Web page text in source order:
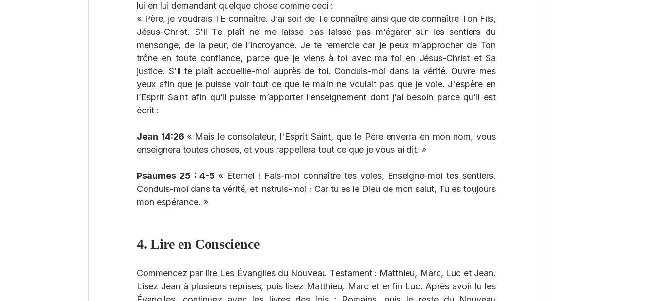
lui en lui demandant quelque chose comme ceci :
« Père, je voudrais TE connaître. J’ai soif de Te connaître ainsi que de connaître Ton Fils,
Jésus-Christ. S'il Te plaît ne me laisse pas laisse pas m’égarer sur les sentiers du
mensonge, de la peur, de l’incroyance. Je te remercie car je peux m’approcher de Ton
trône en toute confiance, parce que je viens à toi avec ma foi en Jésus-Christ et Sa
justice. S'il te plaît accueille-moi auprès de toi. Conduis-moi dans la vérité. Ouvre mes
yeux afin que je puisse voir tout ce que le malin ne voulait pas que je voie. J'espère en
l’Esprit Saint afin qu’il puisse m’apporter l’enseignement dont j’ai besoin parce qu’il est
écrit :
Jean 14:26 « Mais le consolateur, l'Esprit Saint, que le Père enverra en mon nom, vous
enseignera toutes choses, et vous rappellera tout ce que je vous ai dit. »
Psaumes 25 : 4-5 « Éternel ! Fais-moi connaître tes voies, Enseigne-moi tes sentiers.
Conduis-moi dans ta vérité, et instruis-moi ; Car tu es le Dieu de mon salut, Tu es toujours
mon espérance. »
4. Lire en Conscience
Commencez par lire Les Évangiles du Nouveau Testament : Matthieu, Marc, Luc et Jean.
Lisez Jean à plusieurs reprises, puis lisez Matthieu, Marc et enfin Luc. Après avoir lu les